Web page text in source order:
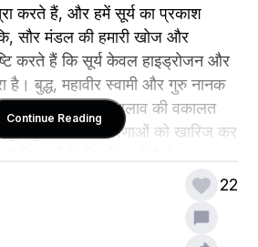
करते हैं, और हमें सूर्य का प्रकाश
सौर मंडल की हमारी खोज और
करते हैं कि सूर्य केवल हाइड्रोजन और
है। बुद्ध, महावीर स्वामी और गुरु नानक
से कर्म की ओर बदलाव की वकालत
पूजा की अवधारणाओं को खारिज कर
चित्रों की पूजा करना शुरू कर दिया।
Continue Reading
22